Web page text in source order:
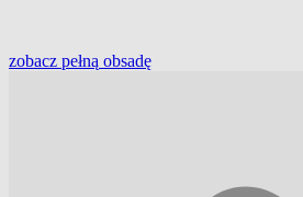
zobacz pełną obsadę